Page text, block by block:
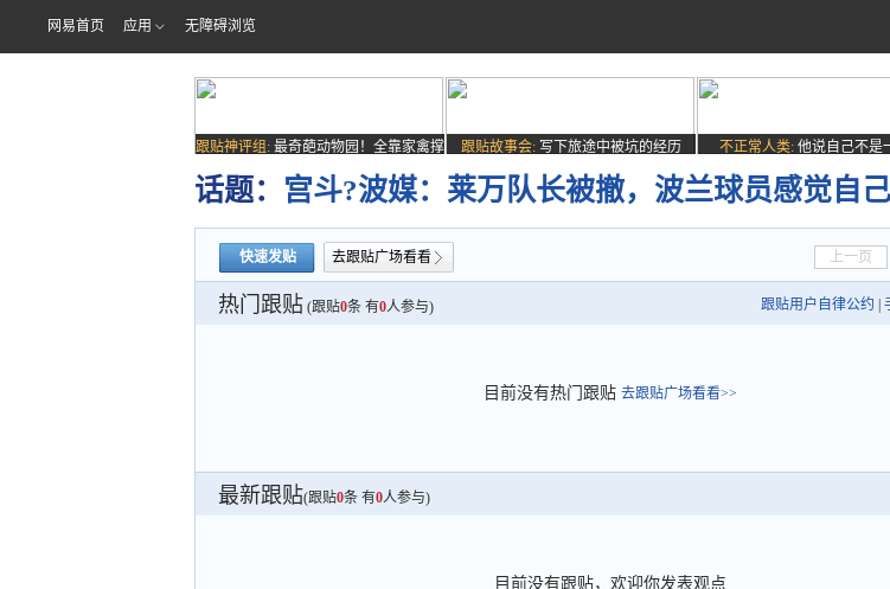
网易首页 应用 无障碍浏览
跟贴神评组: 最奇葩动物园！全靠家禽撑
场子
跟贴故事会: 写下旅途中被坑的经历 不正常人类: 他说自己不是
话题： 宫斗?波媒：莱万队长被撤，波兰球员感觉自
快速发贴 去跟贴广场看看 上一页
热门跟贴 (跟贴0条 有0人参与) 跟贴用户自律公约
目前没有热门跟贴 去跟贴广场看看>>
最新跟贴(跟贴0条 有0人参与)
目前没有跟贴，欢迎你发表观点